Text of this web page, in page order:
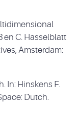
en C. Hasselblatt
Amsterdam:
In: Hinskens F.
Dutch.